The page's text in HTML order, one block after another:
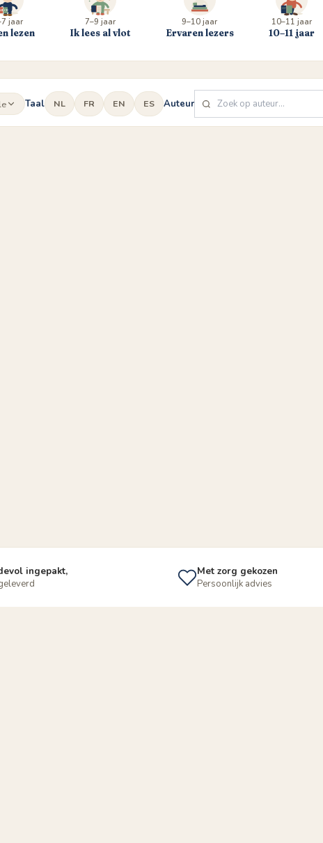
jaar
lezen
7–9 jaar
Ik lees al vlot
9–10 jaar
Ervaren lezers
10–11 jaar
10–11 jaar
Taal NL FR EN ES Auteur
ingepakt, Met zorg gekozen
Persoonlijk advies